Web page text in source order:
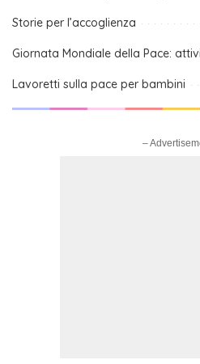
Storie per l’accoglienza
Giornata Mondiale della Pace:
Lavoretti sulla pace per bambini
–